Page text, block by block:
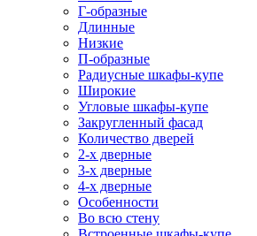
Г-образные
Длинные
Низкие
П-образные
Радиусные шкафы-купе
Широкие
Угловые шкафы-купе
Закругленный фасад
Количество дверей
2-х дверные
3-х дверные
4-х дверные
Особенности
Во всю стену